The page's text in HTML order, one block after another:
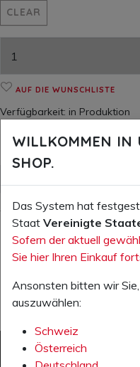
CLEAR
AUF DIE WUNSCHLISTE
Verfügbarkeit: in Produktion
Weitere Informationen zum
WILLKOMMEN IN
SHOP.
Das System hat
Staat Vereinigte
Sofern der aktuell
Sie hier Ihren Einkauf
Ansonsten bitten wir
auszuwählen:
Schweiz
Österreich